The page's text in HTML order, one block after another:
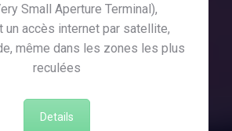
Small Aperture Terminal),
un accès internet par satellite,
même dans les zones les plus
reculées
Details